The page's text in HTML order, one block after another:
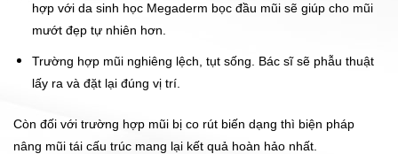
hợp với da sinh học Megaderm bọc đầu mũi sẽ giúp cho mũi
mướt đẹp tự nhiên hơn.
Trường hợp mũi nghiêng lệch, tụt sống. Bác sĩ sẽ phẫu thuật
lấy ra và đặt lại đúng vị trí.
Còn đối với trường hợp mũi bị co rút biến dạng thì biện pháp
nâng mũi tái cấu trúc mang lại kết quả hoàn hảo nhất.